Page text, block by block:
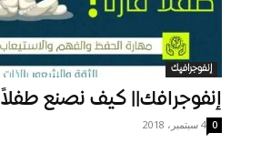
إنفوجرافيك
إنفوجرافك|| كيف نصنع طفلاً
4 سبتمبر، 2018 0